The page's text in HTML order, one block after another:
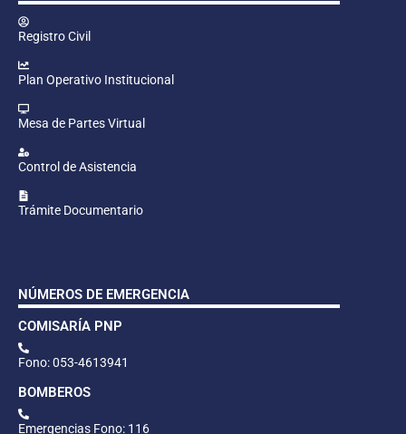
Registro Civil
Plan Operativo Institucional
Mesa de Partes Virtual
Control de Asistencia
Trámite Documentario
NÚMEROS DE EMERGENCIA
COMISARÍA PNP
Fono: 053-4613941
BOMBEROS
Emergencias Fono: 116